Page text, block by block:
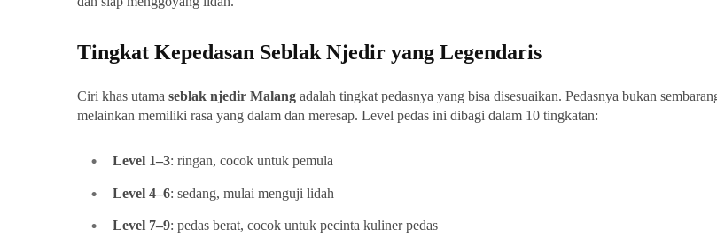
Tingkat Kepedasan Seblak Njedir yang Legendaris
Ciri khas utama seblak njedir Malang adalah tingkat pedasnya yang bisa disesuaikan. Pedasnya bukan
melainkan memiliki rasa yang dalam dan meresap. Level pedas ini dibagi dalam 10 tingkatan:
Level 1–3: ringan, cocok untuk pemula
Level 4–6: sedang, mulai menguji lidah
Level 7–9: pedas berat, cocok untuk pecinta kuliner pedas